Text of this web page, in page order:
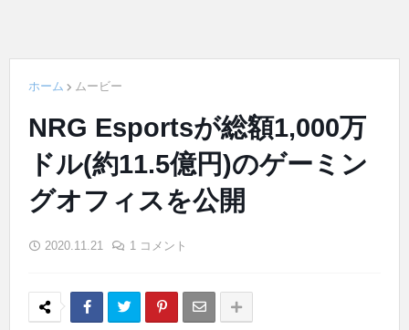
ホーム ムービー
NRG Esportsが総額1,000万
ドル(約11.5億円)のゲーミン
グオフィスを公開
2020.11.21 1 コメント